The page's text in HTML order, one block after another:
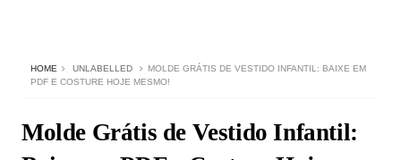
HOME UNLABELLED
MOLDE GRÁTIS DE VESTIDO INFANTIL: BAIXE EM
PDF E COSTURE HOJE MESMO!
Molde Grátis de Vestido Infantil: